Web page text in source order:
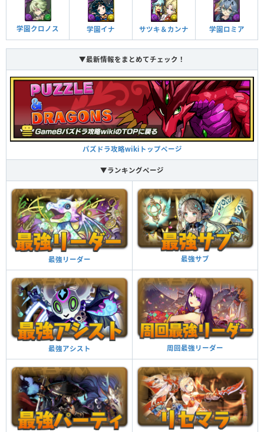
学園クロノス 学園イナ サツキ＆カンナ 学園ロミア
▼最新情報をまとめてチェック！
パズドラ攻略wikiトップページ
▼ランキングページ
最強リーダー 最強サブ
最強アシスト 周回最強リーダー